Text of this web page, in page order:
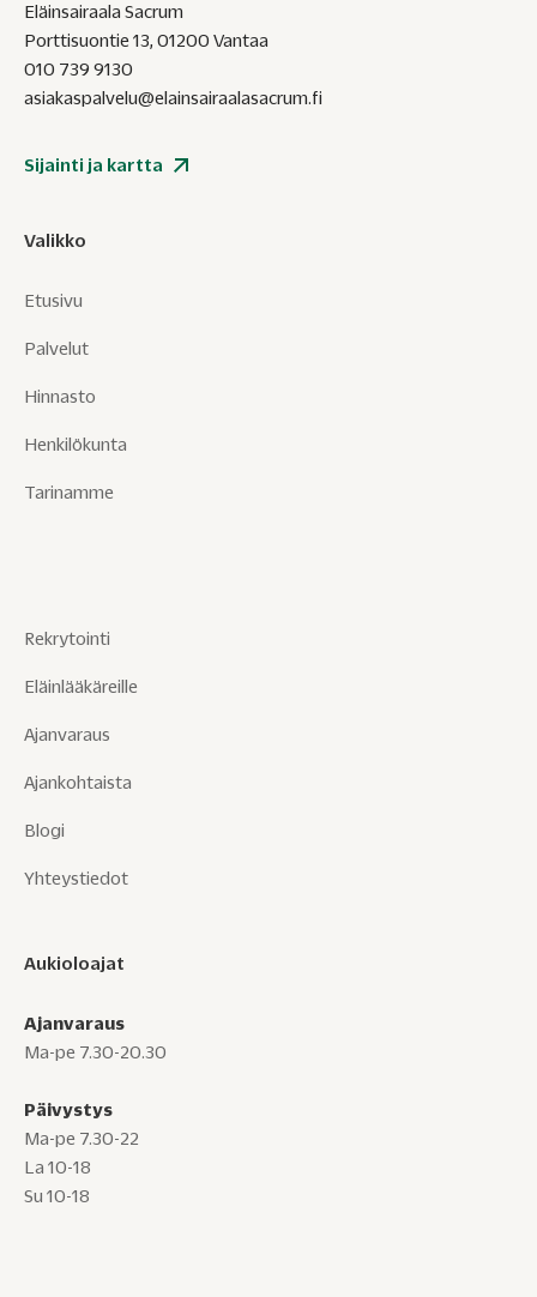
Eläinsairaala Sacrum
Porttisuontie 13, 01200 Vantaa
010 739 9130
asiakaspalvelu@elainsairaalasacrum.fi
Sijainti ja kartta
Valikko
Etusivu
Palvelut
Hinnasto
Henkilökunta
Tarinamme
Rekrytointi
Eläinlääkäreille
Ajanvaraus
Ajankohtaista
Blogi
Yhteystiedot
Aukioloajat
Ajanvaraus
Ma-pe 7.30-20.30
Päivystys
Ma-pe 7.30-22
La 10-18
Su 10-18